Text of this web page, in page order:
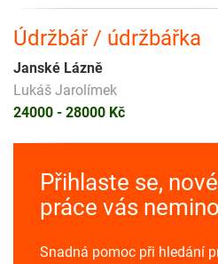
Údržbář / údržbářka
Janské Lázně
Lukáš Jarolímek
24000 - 28000 Kč
Přihlaste se,
práce vás
Snadná pomoc při hledání